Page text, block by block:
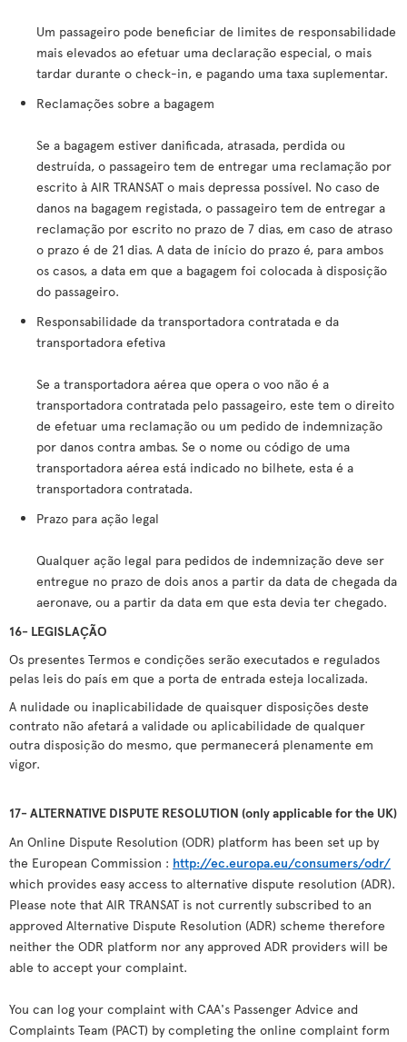
Um passageiro pode beneficiar de limites de responsabilidade
mais elevados ao efetuar uma declaração especial, o mais
tardar durante o check-in, e pagando uma taxa suplementar.
Reclamações sobre a bagagem
Se a bagagem estiver danificada, atrasada, perdida ou
destruída, o passageiro tem de entregar uma reclamação por
escrito à AIR TRANSAT o mais depressa possível. No caso de
danos na bagagem registada, o passageiro tem de entregar a
reclamação por escrito no prazo de 7 dias, em caso de atraso
o prazo é de 21 dias. A data de início do prazo é, para ambos
os casos, a data em que a bagagem foi colocada à disposição
do passageiro.
Responsabilidade da transportadora contratada e da
transportadora efetiva
Se a transportadora aérea que opera o voo não é a
transportadora contratada pelo passageiro, este tem o direito
de efetuar uma reclamação ou um pedido de indemnização
por danos contra ambas. Se o nome ou código de uma
transportadora aérea está indicado no bilhete, esta é a
transportadora contratada.
Prazo para ação legal
Qualquer ação legal para pedidos de indemnização deve ser
entregue no prazo de dois anos a partir da data de chegada da
aeronave, ou a partir da data em que esta devia ter chegado.
16- LEGISLAÇÃO
Os presentes Termos e condições serão executados e regulados
pelas leis do país em que a porta de entrada esteja localizada.
A nulidade ou inaplicabilidade de quaisquer disposições deste
contrato não afetará a validade ou aplicabilidade de qualquer
outra disposição do mesmo, que permanecerá plenamente em
vigor.
17- ALTERNATIVE DISPUTE RESOLUTION (only applicable for the UK)
An Online Dispute Resolution (ODR) platform has been set up by
the European Commission : http://ec.europa.eu/consumers/odr/
which provides easy access to alternative dispute resolution (ADR).
Please note that AIR TRANSAT is not currently subscribed to an
approved Alternative Dispute Resolution (ADR) scheme therefore
neither the ODR platform nor any approved ADR providers will be
able to accept your complaint.
You can log your complaint with CAA's Passenger Advice and
Complaints Team (PACT) by completing the online complaint form